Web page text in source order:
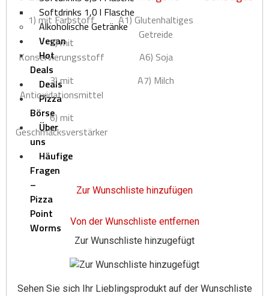
Softdrinks 1,0 l Flasche
Alkoholische Getränke
Vegan
Hot
Deals
Deals
Pizza
Börse
Über
uns
Häufige
Fragen
–
Pizza
Point
Worms
1) mit Farbstoff
2) mit
Konservierungsstoff
3) mit
Antioxidationsmittel
6) mit
Geschmacksverstärker
A1) Glutenhaltiges
Getreide
A6) Soja
A7) Milch
Zur Wunschliste hinzufügen
Von der Wunschliste entfernen
Zur Wunschliste hinzugefügt
Sehen Sie sich Ihr Lieblingsprodukt auf der Wunschliste